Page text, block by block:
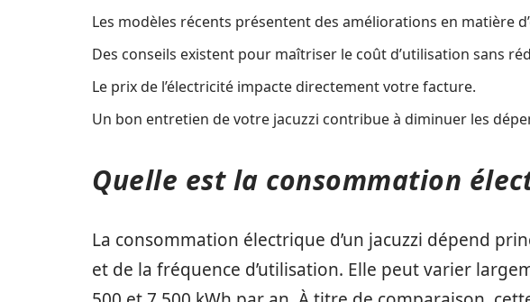
Les modèles récents présentent des améliorations en matière
Des conseils existent pour maîtriser le coût d’utilisation sans
Le prix de l’électricité impacte directement votre facture.
Un bon entretien de votre jacuzzi contribue à diminuer les
Quelle est la consommation
La consommation électrique d’un jacuzzi dépend
et de la fréquence d’utilisation. Elle peut varier